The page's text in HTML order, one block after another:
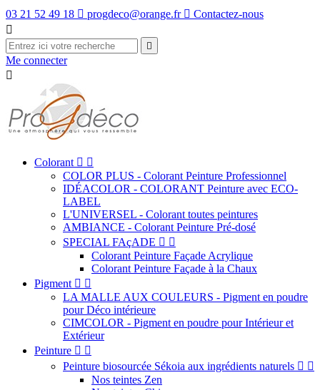
03 21 52 49 18  progdeco@orange.fr  Contactez-nous


Me connecter

Colorant  
COLOR PLUS - Colorant Peinture Professionnel
IDÉACOLOR - COLORANT Peinture avec ECO-
LABEL
L'UNIVERSEL - Colorant toutes peintures
AMBIANCE - Colorant Peinture Pré-dosé
SPECIAL FAçADE  
Colorant Peinture Façade Acrylique
Colorant Peinture Façade à la Chaux
Pigment  
LA MALLE AUX COULEURS - Pigment en poudre
pour Déco intérieure
CIMCOLOR - Pigment en poudre pour Intérieur et
Extérieur
Peinture  
Peinture biosourcée Sékoia aux ingrédients naturels  
Nos teintes Zen